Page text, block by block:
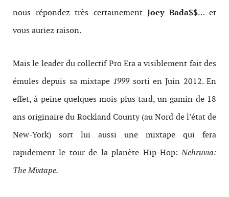
nous répondez très certainement Joey Bada$$… et
vous auriez raison.
Mais le leader du collectif Pro Era a visiblement fait des
émules depuis sa mixtape 1999sorti en Juin 2012. En
effet, à peine quelques mois plus tard, un gamin de 18
ans originaire du Rockland County (au Nord de l’état de
New-York) sort lui aussi une mixtape qui fera
rapidement le tour de la planète Hip-Hop:Nehruvia:
The Mixtape.